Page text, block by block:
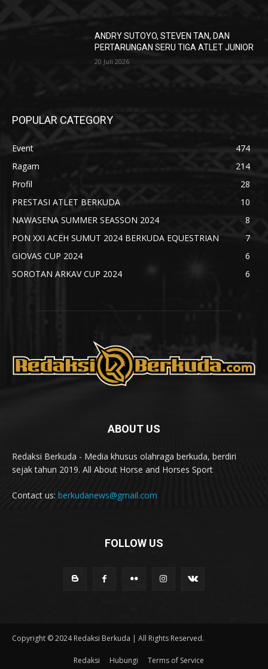
ANDRY SUTOYO, STEVEN TAN, DAN
PERTARUNGAN SERU TIGA ATLET JUNIOR
20 Juli 2026
POPULAR CATEGORY
Event
474
Ragam
214
Profil
28
PRESTASI ATLET BERKUDA
10
NAWASENA SUMMER SEASSON 2024
8
PON XXI ACEH SUMUT 2024 BERKUDA EQUESTRIAN
7
GIOVAS CUP 2024
6
SOROTAN ARKAV CUP 2024
6
ABOUT US
Redaksi Berkuda - Media khusus olahraga berkuda, berdiri
sejak tahun 2019. All About Horse and Horses Sport
Contact us: berkudanews@gmail.com
FOLLOW US
Copyright © 2024 Redaksi Berkuda | All Rights Reserved.
Redaksi Hubungi Terms of Service